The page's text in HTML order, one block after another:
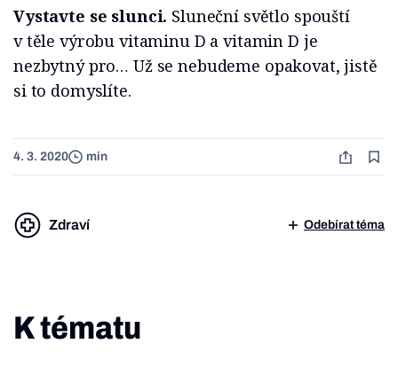
Vystavte se slunci. Sluneční světlo spouští
v těle výrobu vitaminu D a vitamin D je
nezbytný pro… Už se nebudeme opakovat, jistě
si to domyslíte.
4. 3. 2020 min
Zdraví Odebírat téma
K tématu